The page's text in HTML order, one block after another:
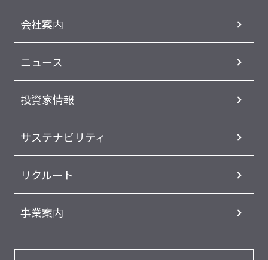
会社案内
ニュース
投資家情報
サステナビリティ
リクルート
事業案内